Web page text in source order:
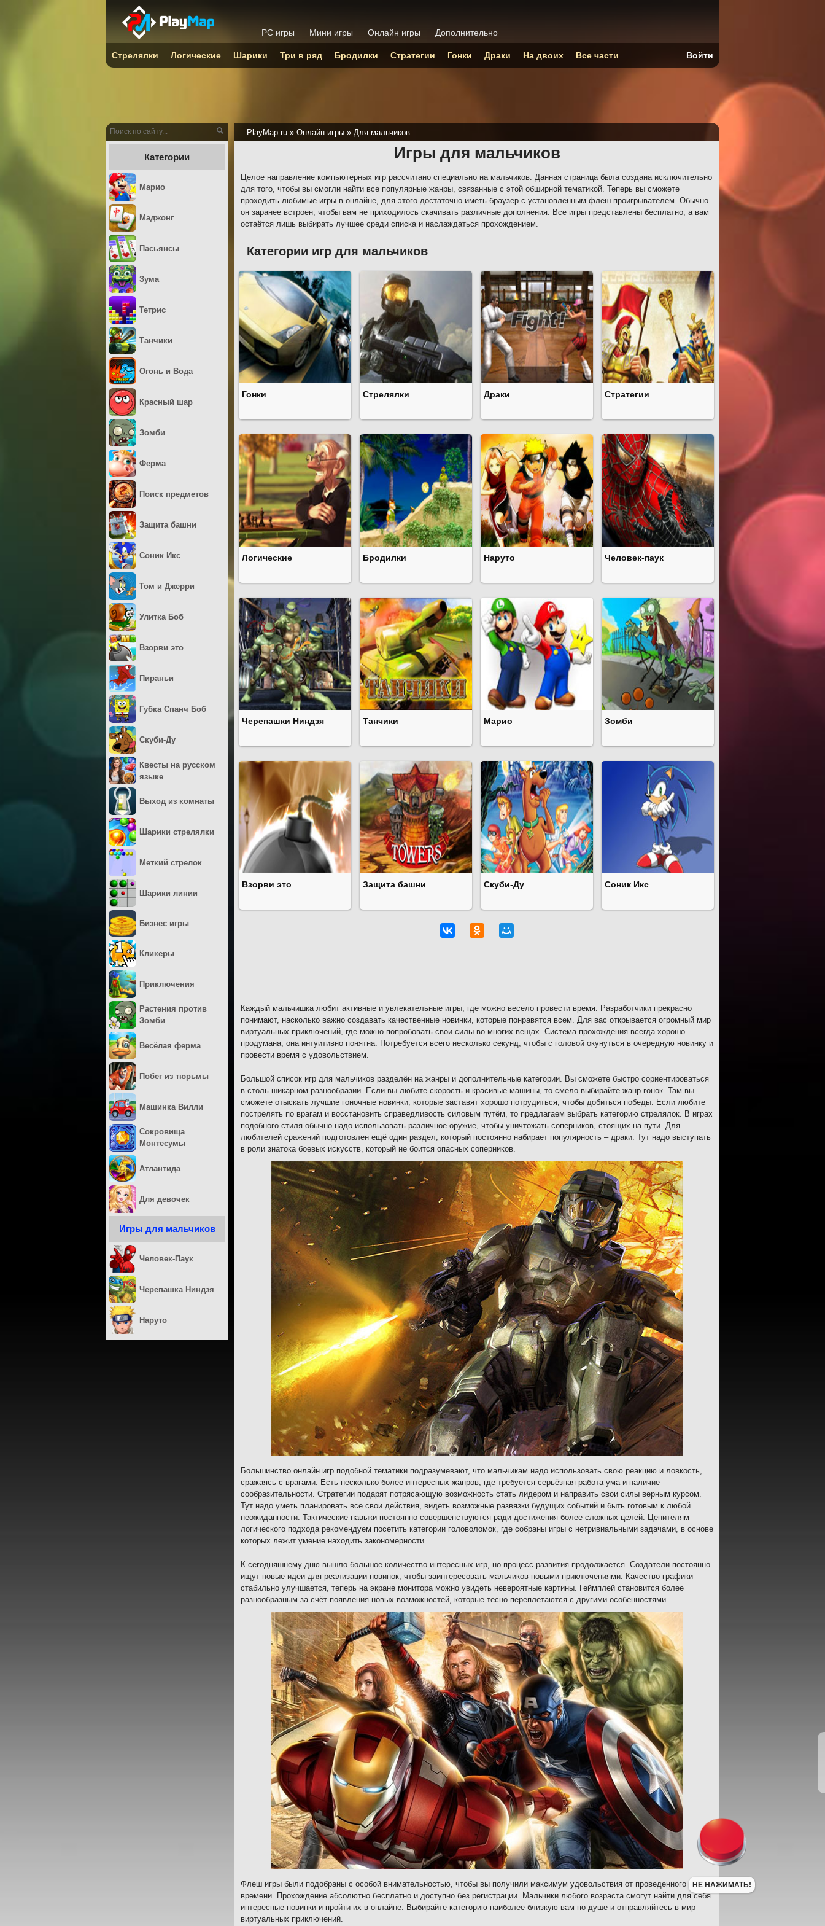
PlayMap.ru » Онлайн игры » Для мальчиков
Игры для мальчиков
Целое направление компьютерных игр рассчитано специально на мальчиков. Данная страница была создана исключительно
для того, чтобы вы смогли найти все популярные жанры, связанные с этой обширной тематикой. Теперь вы сможете
проходить любимые игры в онлайне, для этого достаточно иметь браузер с установленным флеш проигрывателем. Обычно
он заранее встроен, чтобы вам не приходилось скачивать различные дополнения. Все игры представлены бесплатно, а вам
остаётся лишь выбирать лучшее среди списка и наслаждаться прохождением.
Категории игр для мальчиков
Гонки Стрелялки Драки Стратегии
Логические Бродилки Наруто Человек-паук
Черепашки Ниндзя Танчики Марио Зомби
Взорви это Защита башни Скуби-Ду Соник Икс
Каждый мальчишка любит активные и увлекательные игры, где можно весело провести время. Разработчики прекрасно
понимают, насколько важно создавать качественные новинки, которые понравятся всем. Для вас открывается огромный мир
виртуальных приключений, где можно попробовать свои силы во многих вещах. Система прохождения всегда хорошо
продумана, она интуитивно понятна. Потребуется всего несколько секунд, чтобы с головой окунуться в очередную новинку и
провести время с удовольствием.
Большой список игр для мальчиков разделён на жанры и дополнительные категории. Вы сможете быстро сориентироваться
в столь шикарном разнообразии. Если вы любите скорость и красивые машины, то смело выбирайте жанр гонок. Там вы
сможете отыскать лучшие гоночные новинки, которые заставят хорошо потрудиться, чтобы добиться победы. Если любите
пострелять по врагам и восстановить справедливость силовым путём, то предлагаем выбрать категорию стрелялок. В играх
подобного стиля обычно надо использовать различное оружие, чтобы уничтожать соперников, стоящих на пути. Для
любителей сражений подготовлен ещё один раздел, который постоянно набирает популярность – драки. Тут надо выступать
в роли знатока боевых искусств, который не боится опасных соперников.
Большинство онлайн игр подобной тематики подразумевают, что мальчикам надо использовать свою реакцию и ловкость,
сражаясь с врагами. Есть несколько более интересных жанров, где требуется серьёзная работа ума и наличие
сообразительности. Стратегии подарят потрясающую возможность стать лидером и направить свои силы верным курсом.
Тут надо уметь планировать все свои действия, видеть возможные развязки будущих событий и быть готовым к любой
неожиданности. Тактические навыки постоянно совершенствуются ради достижения более сложных целей. Ценителям
логического подхода рекомендуем посетить категории головоломок, где собраны игры с нетривиальными задачами, в основе
которых лежит умение находить закономерности.
К сегодняшнему дню вышло большое количество интересных игр, но процесс развития продолжается. Создатели постоянно
ищут новые идеи для реализации новинок, чтобы заинтересовать мальчиков новыми приключениями. Качество графики
стабильно улучшается, теперь на экране монитора можно увидеть невероятные картины. Геймплей становится более
разнообразным за счёт появления новых возможностей, которые тесно переплетаются с другими особенностями.
Флеш игры были подобраны с особой внимательностью, чтобы вы получили максимум удовольствия от проведенного
времени. Прохождение абсолютно бесплатно и доступно без регистрации. Мальчики любого возраста смогут найти для себя
интересные новинки и пройти их в онлайне. Выбирайте категорию наиболее близкую вам по душе и отправляйтесь в мир
виртуальных приключений.
Категории
Марио
Маджонг
Пасьянсы
Зума
Тетрис
Танчики
Огонь и Вода
Красный шар
Зомби
Ферма
Поиск предметов
Защита башни
Соник Икс
Том и Джерри
Улитка Боб
Взорви это
Пираньи
Губка Спанч Боб
Скуби-Ду
Квесты на русском
языке
Выход из комнаты
Шарики стрелялки
Меткий стрелок
Шарики линии
Бизнес игры
Кликеры
Приключения
Растения против
Зомби
Весёлая ферма
Побег из тюрьмы
Машинка Вилли
Сокровища
Монтесумы
Атлантида
Для девочек
Игры для мальчиков
Человек-Паук
Черепашка Ниндзя
Наруто
PC игры Мини игры Онлайн игры Дополнительно
Стрелялки Логические Шарики Три в ряд Бродилки Стратегии Гонки Драки На двоих Все части Войти
НЕ НАЖИМАТЬ!